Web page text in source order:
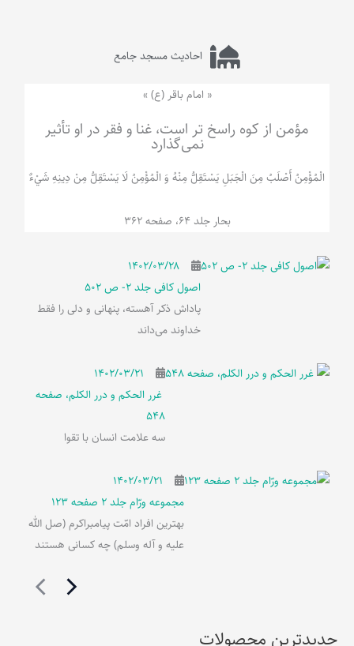
احادیث مسجد جامع
« امام باقر (ع) »
مؤمن از کوه راسخ تر است، غنا و فقر در او تأثیر
نمی‌گذارد
الْمُؤْمِنُ‌ أَصْلَبُ‌ مِنَ‌ الْجَبَلِ‌ یَسْتَقِلُّ مِنْهُ وَ الْمُؤْمِنُ لَا يَسْتَقِلُّ مِنْ دِينِهِ شَيْ‌ءٌ
بحار جلد 64، صفحه 362
۱۴۰۲/۰۳/۲۸
اصول کافی جلد 2- ص 502
پاداش ذکر آهسته، پنهانی و دلی را فقط
خداوند می‌داند
۱۴۰۲/۰۳/۲۱
غرر الحکم و درر الکلم، صفحه
548
سه علامت انسان با تقوا
۱۴۰۲/۰۳/۲۱
مجموعه ورّام جلد 2 صفحه 123
بهترین افراد امّت پیامبراکرم (صل الله
علیه و آله وسلم) چه کسانی هستند
جدیدترین محصولات